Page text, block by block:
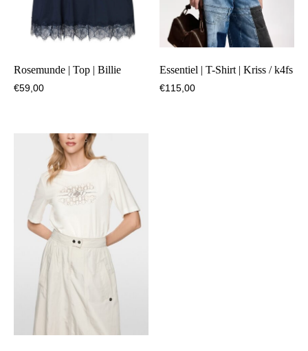
Rosemunde | Top | Billie
€59,00
Essentiel | T-Shirt | Kriss / k4fs
€115,00